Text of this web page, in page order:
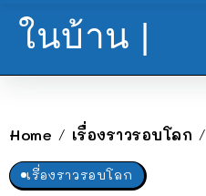
ในบ้าน |
Home / เรื่องราวรอบโลก /
เรื่องราวรอบโลก